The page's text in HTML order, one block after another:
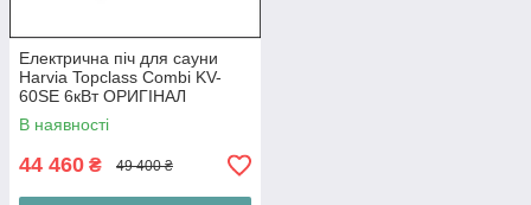
Електрична піч для сауни
Harvia Topclass Combi KV-
60SE 6кВт ОРИГІНАЛ
В наявності
44 460 ₴ 49 400 ₴